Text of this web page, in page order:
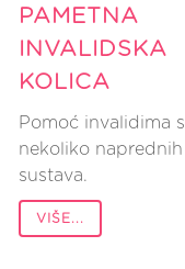
PAMETNA
INVALIDSKA
KOLICA
Pomoć invalidima s
nekoliko naprednih
sustava.
VIŠE...